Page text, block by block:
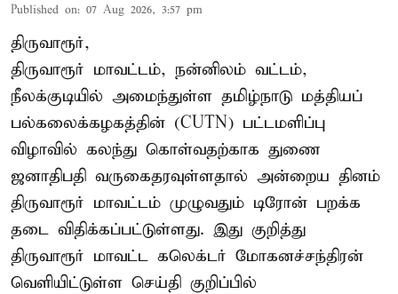
Published on: 07 Aug 2026, 3:57 pm
திருவாரூர்,
திருவாரூர் மாவட்டம், நன்னிலம் வட்டம்,
நீலக்குடியில் அமைந்துள்ள தமிழ்நாடு மத்தியப்
பல்கலைக்கழகத்தின் (CUTN) பட்டமளிப்பு
விழாவில் கலந்து கொள்வதற்காக துணை
ஜனாதிபதி வருகைதரவுள்ளதால் அன்றைய தினம்
திருவாரூர் மாவட்டம் முழுவதும் டிரோன் பறக்க
தடை விதிக்கப்பட்டுள்ளது. இது குறித்து
திருவாரூர் மாவட்ட கலெக்டர் மோகனச்சந்திரன்
வெளியிட்டுள்ள செய்தி குறிப்பில்